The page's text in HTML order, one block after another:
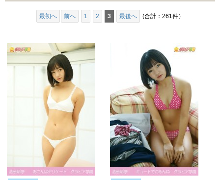
最初へ 前へ 1 2 3 最後へ (合計：261件）